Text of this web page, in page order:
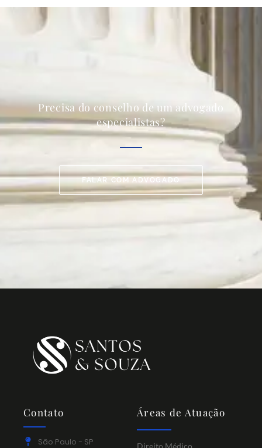
Precisa do conselho de um advogado
especialistas?
FALAR COM ADVOGADO
Contato
São Paulo - SP
Áreas de Atuação
Direito Médico